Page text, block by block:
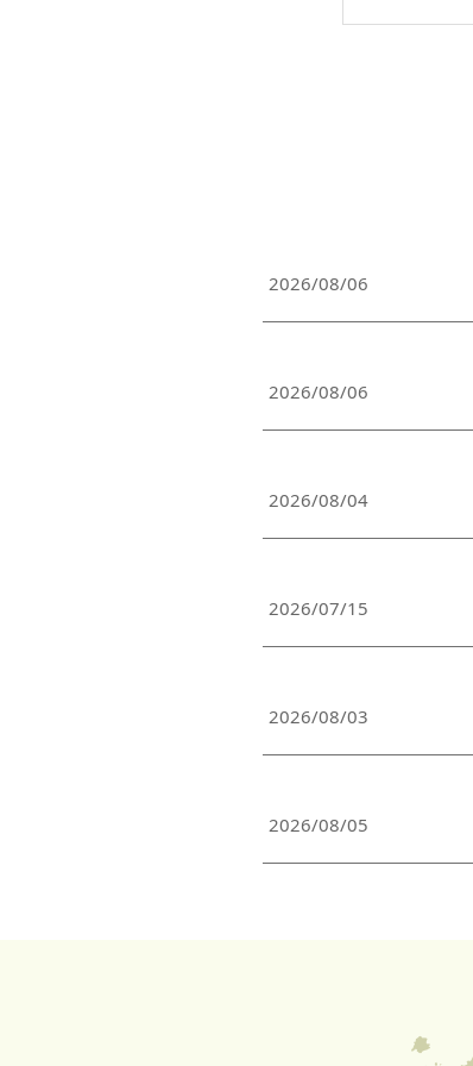
2026/08/06
2026/08/06
2026/08/04
2026/07/15
2026/08/03
2026/08/05